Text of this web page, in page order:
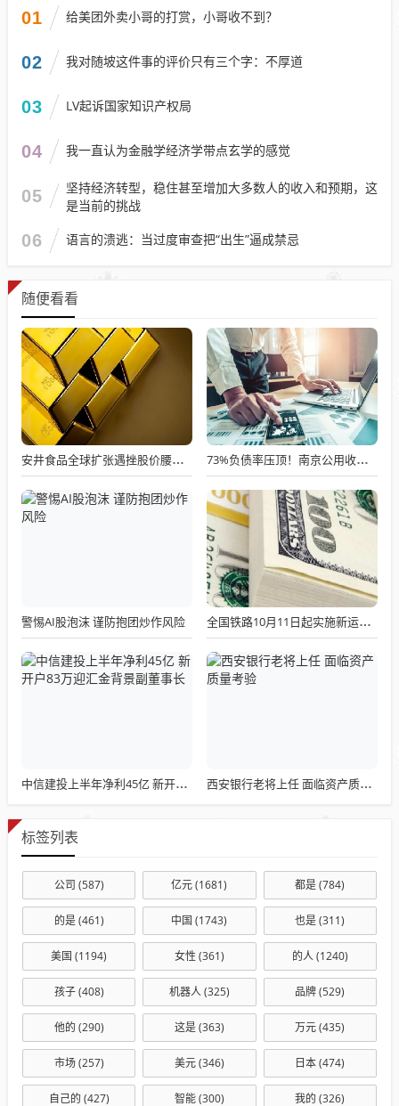
01 给美团外卖小哥的打赏，小哥收不到？
02 我对随坡这件事的评价只有三个字：不厚道
03 LV起诉国家知识产权局
04 我一直认为金融学经济学带点玄学的感觉
05
坚持经济转型，稳住甚至增加大多数人的收入和预期，这
是当前的挑战
06 语言的溃逃：当过度审查把“出生”逼成禁忌
随便看看
安井食品全球扩张遇挫股价腰斩高管套现 73%负债率压顶！南京公用收购宇谷科技告吹，半年谈判付诸东流
警惕AI股泡沫 谨防抱团炒作风险 全国铁路10月11日起实施新运行图
中信建投上半年净利45亿 新开户83万迎汇金背景副董事长 西安银行老将上任 面临资产质量考验
标签列表
公司 (587) 亿元(1681) 都是(784)
的是(461) 中国 (1743) 也是(311)
美国 (1194) 女性 (361) 的人(1240)
孩子(408) 机器人(325) 品牌(529)
他的 (290) 这是(363) 万元(435)
市场(257) 美元(346) 日本(474)
自己的 (427) 智能(300) 我的 (326)